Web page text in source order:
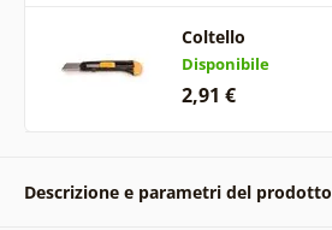
Coltello
Disponibile
2,91 €
Descrizione e parametri del prodotto